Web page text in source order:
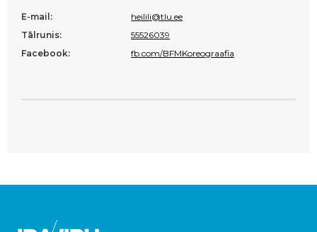
E-mail:
heilili@tlu.ee
Tālrunis:
55526039
Facebook:
fb.com/BFMKoreograafia